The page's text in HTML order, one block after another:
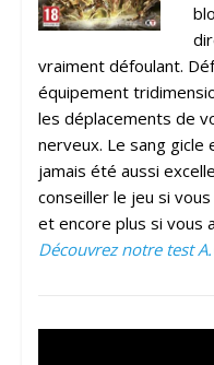
vraiment défoulant.
équipement
les déplacements de
nerveux. Le sang gicle
jamais été aussi
conseiller le jeu si
et encore plus si vous
Découvrez notre test